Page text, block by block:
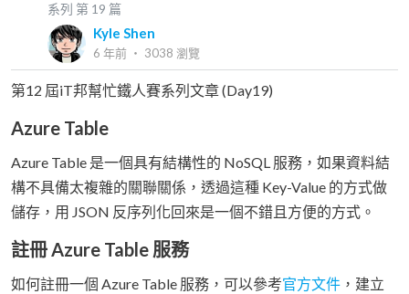
系列 第 19 篇
Kyle Shen
6 年前 ‧ 3038 瀏覽
第12 屆iT邦幫忙鐵人賽系列文章 (Day19)
Azure Table
Azure Table 是一個具有結構性的 NoSQL 服務，如果資料結
構不具備太複雜的關聯關係，透過這種 Key-Value 的方式做
儲存，用 JSON 反序列化回來是一個不錯且方便的方式。
註冊 Azure Table 服務
如何註冊一個 Azure Table 服務，可以參考官方文件 ，建立